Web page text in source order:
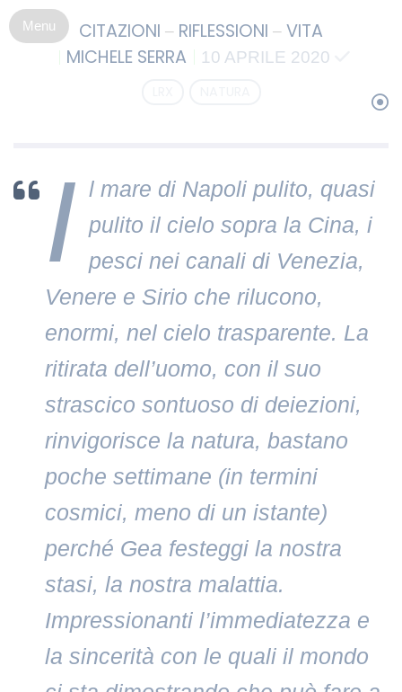
CITAZIONI – RIFLESSIONI –VITA
MICHELE SERRA
10 APRILE 2020
I l mare di Napoli pulito, quasi
pulito il cielo sopra la Cina, i
pesci nei canali di Venezia,
Venere e Sirio che rilucono,
enormi, nel cielo trasparente. La
ritirata dell’uomo, con il suo
strascico sontuoso di deiezioni,
rinvigorisce la natura, bastano
poche settimane (in termini
cosmici, meno di un istante)
perché Gea festeggi la nostra
stasi, la nostra malattia.
Impressionanti l’immediatezza e
la sincerità con le quali il mondo